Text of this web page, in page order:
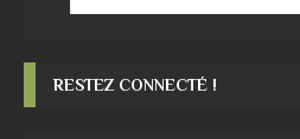
RESTEZ CONNECTÉ !